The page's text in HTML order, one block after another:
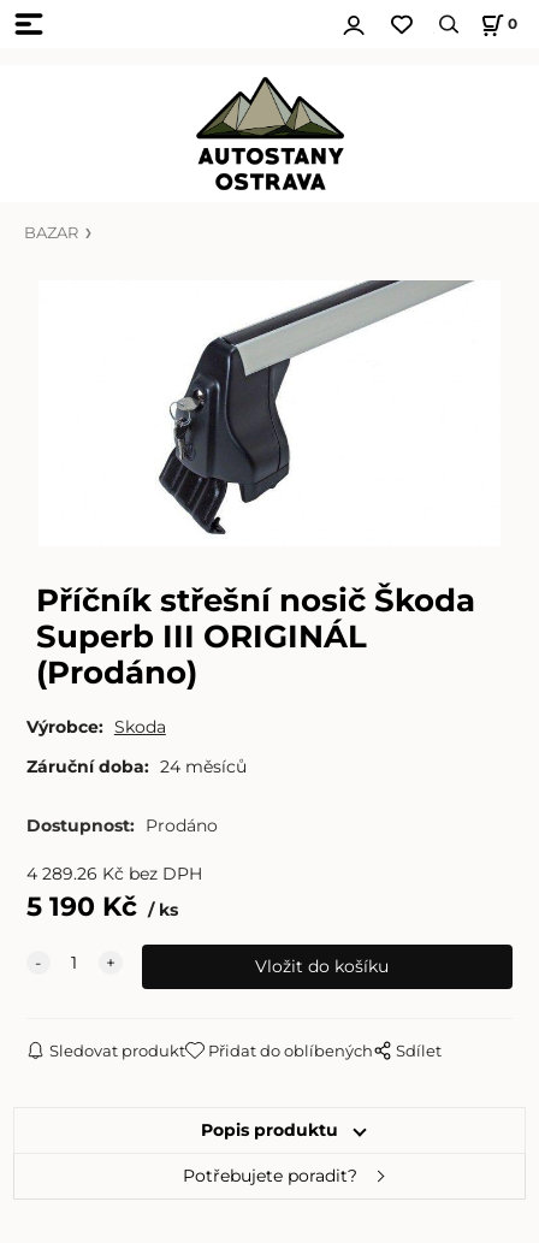
0
BAZAR
Příčník střešní nosič Škoda
Superb III ORIGINÁL
(Prodáno)
Výrobce: Skoda
Záruční doba: 24 měsíců
Dostupnost: Prodáno
4 289.26 Kč bez DPH
5 190 Kč ks
Sledovat produkt Přidat do oblíbených Sdílet
Popis produktu
Potřebujete poradit?